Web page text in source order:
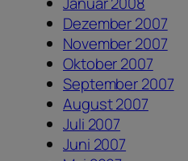
Dezember 2007
November 2007
Oktober 2007
September 2007
August 2007
Juli 2007
Juni 2007